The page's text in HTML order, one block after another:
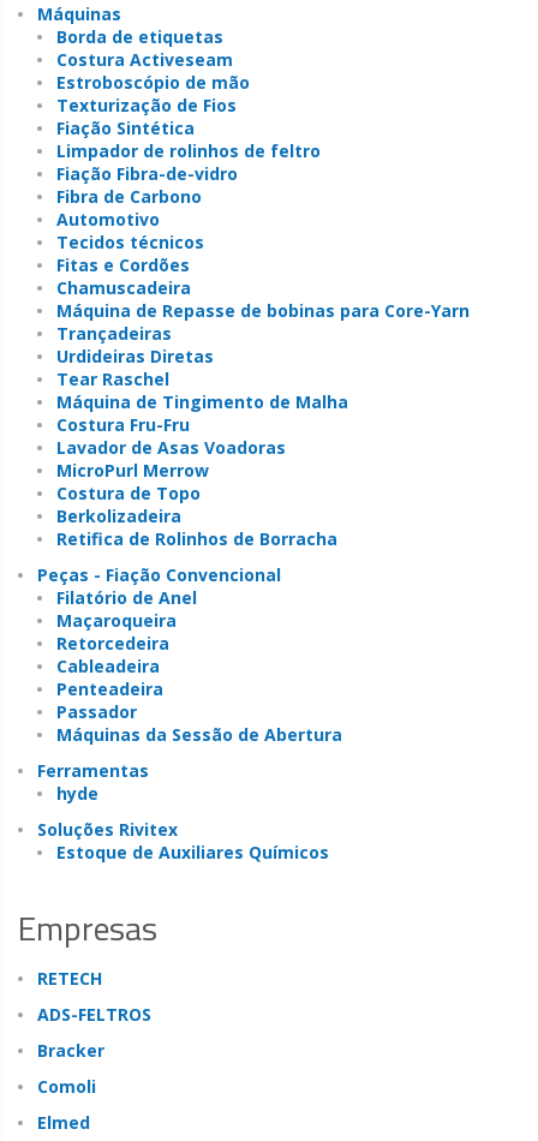
Máquinas
Borda de etiquetas
Costura Activeseam
Estroboscópio de mão
Texturização de Fios
Fiação Sintética
Limpador de rolinhos de feltro
Fiação Fibra-de-vidro
Fibra de Carbono
Automotivo
Tecidos técnicos
Fitas e Cordões
Chamuscadeira
Máquina de Repasse de bobinas para Core-Yarn
Trançadeiras
Urdideiras Diretas
Tear Raschel
Máquina de Tingimento de Malha
Costura Fru-Fru
Lavador de Asas Voadoras
MicroPurl Merrow
Costura de Topo
Berkolizadeira
Retifica de Rolinhos de Borracha
Peças - Fiação Convencional
Filatório de Anel
Maçaroqueira
Retorcedeira
Cableadeira
Penteadeira
Passador
Máquinas da Sessão de Abertura
Ferramentas
hyde
Soluções Rivitex
Estoque de Auxiliares Químicos
Empresas
RETECH
ADS-FELTROS
Bracker
Comoli
Elmed